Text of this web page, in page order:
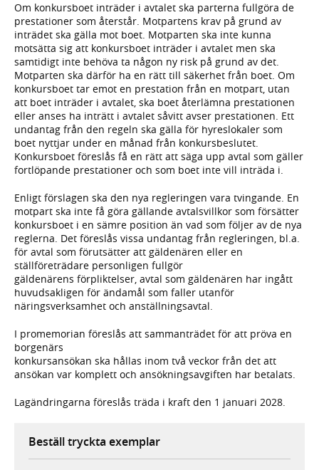
Om konkursboet inträder i avtalet ska parterna fullgöra de
prestationer som återstår. Motpartens krav på grund av
inträdet ska gälla mot boet. Motparten ska inte kunna
motsätta sig att konkursboet inträder i avtalet men ska
samtidigt inte behöva ta någon ny risk på grund av det.
Motparten ska därför ha en rätt till säkerhet från boet. Om
konkursboet tar emot en prestation från en motpart, utan
att boet inträder i avtalet, ska boet återlämna prestationen
eller anses ha inträtt i avtalet såvitt avser prestationen. Ett
undantag från den regeln ska gälla för hyreslokaler som
boet nyttjar under en månad från konkursbeslutet.
Konkursboet föreslås få en rätt att säga upp avtal som gäller
fortlöpande prestationer och som boet inte vill inträda i.
Enligt förslagen ska den nya regleringen vara tvingande. En
motpart ska inte få göra gällande avtalsvillkor som försätter
konkursboet i en sämre position än vad som följer av de nya
reglerna. Det föreslås vissa undantag från regleringen, bl.a.
för avtal som förutsätter att gäldenären eller en
ställföreträdare personligen fullgör
gäldenärens förpliktelser, avtal som gäldenären har ingått
huvudsakligen för ändamål som faller utanför
näringsverksamhet och anställningsavtal.
I promemorian föreslås att sammanträdet för att pröva en
borgenärs
konkursansökan ska hållas inom två veckor från det att
ansökan var komplett och ansökningsavgiften har betalats.
Lagändringarna föreslås träda i kraft den 1 januari 2028.
Beställ tryckta exemplar